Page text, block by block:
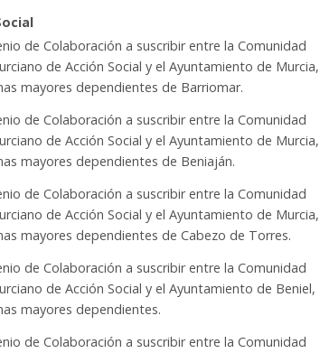
de Colaboración a suscribir entre la Comunidad
de Acción Social y el Ayuntamiento de Murcia,
mayores dependientes de Barriomar.
de Colaboración a suscribir entre la Comunidad
de Acción Social y el Ayuntamiento de Murcia,
mayores dependientes de Beniaján.
de Colaboración a suscribir entre la Comunidad
de Acción Social y el Ayuntamiento de Murcia,
mayores dependientes de Cabezo de Torres.
de Colaboración a suscribir entre la Comunidad
de Acción Social y el Ayuntamiento de Beniel,
mayores dependientes.
de Colaboración a suscribir entre la Comunidad